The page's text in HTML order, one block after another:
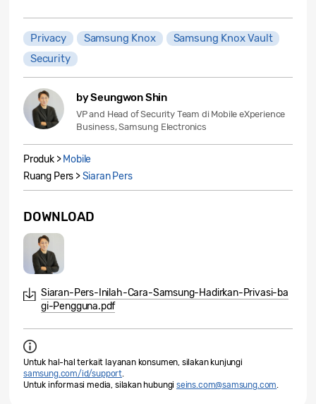
Privacy Samsung Knox
Samsung Knox Vault
Security
by Seungwon Shin
VP and Head of Security Team di Mobile eXperience
Business, Samsung Electronics
Produk > Mobile
Ruang Pers >Siaran Pers
DOWNLOAD
Siaran-Pers-Inilah-Cara-Samsung-Hadirkan-Privasi-ba
gi-Pengguna.pdf
Untuk hal-hal terkait layanan konsumen, silakan kunjungi
samsung.com/id/support.
Untuk informasi media, silakan hubungi seins.com@samsung.com.